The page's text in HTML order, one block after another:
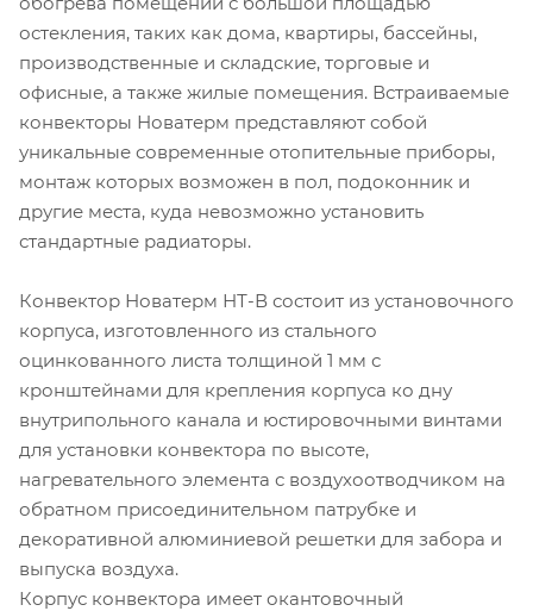
остекления, таких как дома, квартиры, бассейны,
производственные и складские, торговые и
офисные, а также жилые помещения. Встраиваемые
конвекторы Новатерм представляют собой
уникальные современные отопительные приборы,
монтаж которых возможен в пол, подоконник и
другие места, куда невозможно установить
стандартные радиаторы.
Конвектор Новатерм НТ-В состоит из установочного
корпуса, изготовленного из стального
оцинкованного листа толщиной 1 мм с
кронштейнами для крепления корпуса ко дну
внутрипольного канала и юстировочными винтами
для установки конвектора по высоте,
нагревательного элемента с воздухоотводчиком на
обратном присоединительном патрубке и
декоративной алюминиевой решетки для забора и
выпуска воздуха.
Корпус конвектора имеет окантовочный